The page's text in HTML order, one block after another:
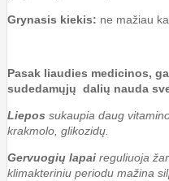
Grynasis kiekis: ne mažiau
Pasak liaudies medicinos,
sudedamųjų dalių nauda
Liepos sukaupia daug
krakmolo, glikozidų.
Gervuogių lapai reguliuoja
klimakteriniu periodu mažina